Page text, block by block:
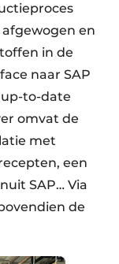
en
in de
naar SAP
to-date
omvat de
met
een
SAP… Via
de